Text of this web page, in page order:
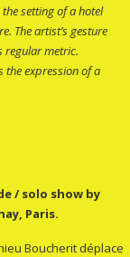
setting of a hotel
The artist’s gesture
regular metric.
the expression of a
/ solo show by
Paris.
Boucherit déplace